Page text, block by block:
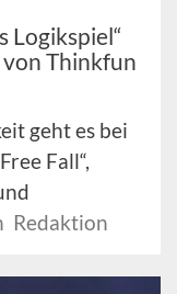
Logikspiel“
Thinkfun
geht es bei
Fall“,
Redaktion